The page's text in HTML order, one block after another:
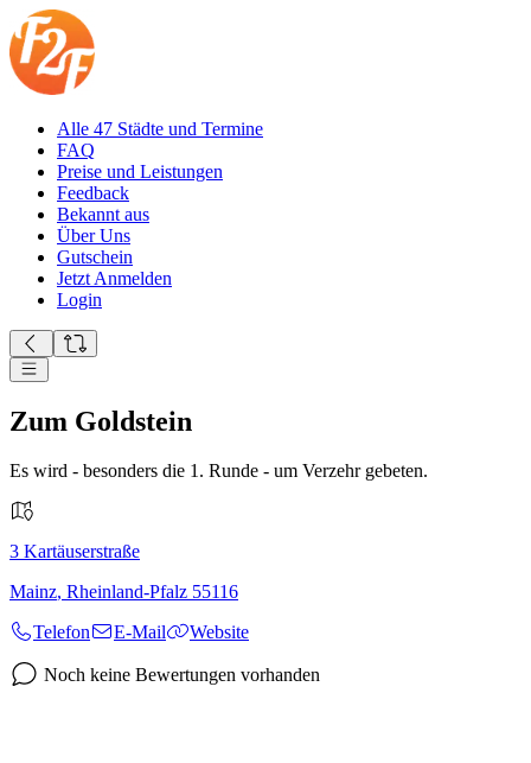
Alle 47 Städte und Termine
FAQ
Preise und Leistungen
Feedback
Bekannt aus
Über Uns
Gutschein
Jetzt Anmelden
Login
Zum Goldstein
Es wird - besonders die 1. Runde - um Verzehr gebeten.
3 Kartäuserstraße
Mainz, Rheinland-Pfalz 55116
Telefon
E-Mail Website
Noch keine Bewertungen vorhanden